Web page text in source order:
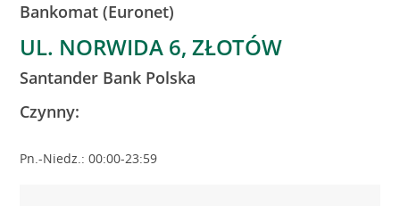
Bankomat (Euronet)
UL. NORWIDA 6, ZŁOTÓW
Santander Bank Polska
Czynny:
Pn.-Niedz.: 00:00-23:59